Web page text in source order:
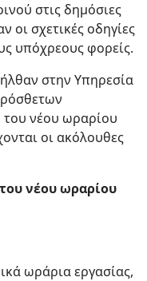
στις δημόσιες
οι σχετικές οδηγίες
υπόχρεους φορείς.
στην Υπηρεσία
του νέου ωραρίου
οι ακόλουθες
νέου ωραρίου
ωράρια εργασίας,